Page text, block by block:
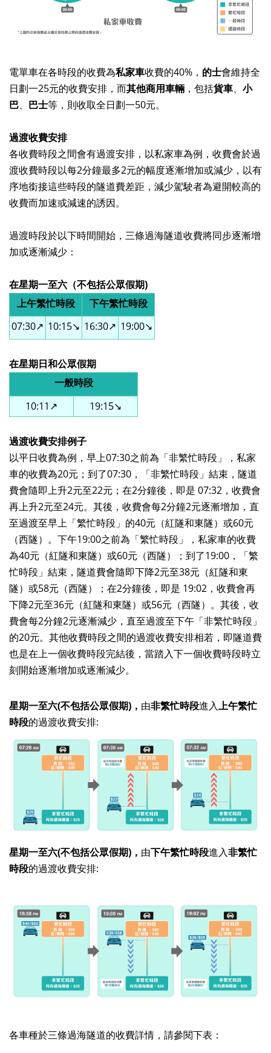
電單車在各時段的收費為私家車收費的40% ， 的士會維持全
日劃一25元的收費安排，而其他商用車輛 ，包括貨車、 小
巴、 巴士等，則收取全日劃一50元。
過渡收費安排
各收費時段之間會有過渡安排，以私家車為例，收費會於過
渡收費時段以每2分鐘最多2元的幅度逐漸增加或減少，以有
序地銜接這些時段的隧道費差距，減少駕駛者為避開較高的
收費而加速或減速的誘因。
過渡時段於以下時間開始，三條過海隧道收費將同步逐漸增
加或逐漸減少：
在星期一至六（不包括公眾假期)
上午繁忙時段
下午繁忙時段
07:30↗️ 10:15↘️ 16:30↗️ 19:00↘️
在星期日和公眾假期
一般時段
10:11 ↗️ 19:15↘️
過渡收費安排例子
以平日收費為例，早上07:30之前為「非繁忙時段」，私家
車的收費為20元；到了07:30 ，「非繁忙時段」結束，隧道
費會隨即上升2元至22元；在2分鐘後，即是 07:32 ，收費會
再上升2元至24元。其後，收費會每2分鐘2元逐漸增加，直
至過渡至早上「繁忙時段」的40元（紅隧和東隧）或60元
（西隧）。下午19:00之前為「繁忙時段」，私家車的收費
為40元（紅隧和東隧）或60元（西隧）；到了19:00 ，「繁
忙時段」結束，隧道費會隨即下降2元至38元（紅隧和東
隧）或58元（西隧）；在2分鐘後，即是 19:02 ，收費會再
下降2元至36元（紅隧和東隧）或56元（西隧）。其後，收
費會每2分鐘2元逐漸減少，直至過渡至下午「非繁忙時段」
的20元。其他收費時段之間的過渡收費安排相若，即隧道費
也是在上一個收費時段完結後，當踏入下一個收費時段時立
刻開始逐漸增加或逐漸減少。
星期一至六(不包括公眾假期)， 由非繁忙時段進入上午繁忙
時段的過渡收費安排:
星期一至六(不包括公眾假期) ， 由下午繁忙時段進入非繁忙
時段的過渡收費安排:
各車種於三條過海隧道的收費詳情，請參閱下表：